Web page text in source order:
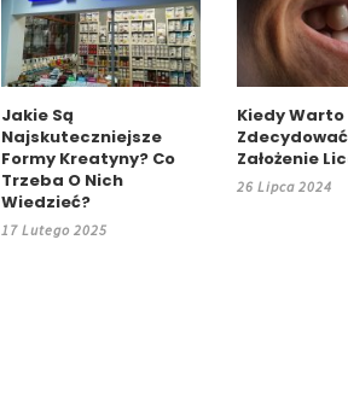
Jakie Są
Najskuteczniejsze
Formy Kreatyny? Co
Trzeba O Nich
Wiedzieć?
17 Lutego 2025
Kiedy Warto
Zdecydować
Założenie
26 Lipca 2024